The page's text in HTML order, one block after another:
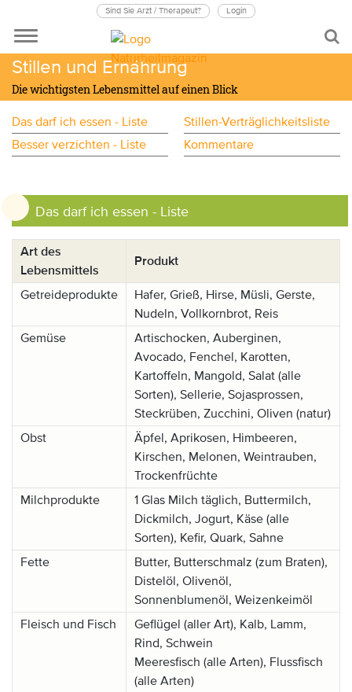
Sind Sie Arzt / Therapeut? Login
Stillen und Ernährung
Die wichtigsten Lebensmittel auf einen Blick
Das darf ich essen - Liste
Stillen-Verträglichkeitsliste
Besser verzichten - Liste
Kommentare
Anzeige:Das darf ich essen - Liste
Art des
Lebensmittels
Produkt
Getreideprodukte
Hafer, Grieß, Hirse, Müsli, Gerste,
Nudeln, Vollkornbrot, Reis
Gemüse
Artischocken, Auberginen,
Avocado, Fenchel, Karotten,
Kartoffeln, Mangold, Salat (alle
Sorten), Sellerie, Sojasprossen,
Steckrüben, Zucchini, Oliven (natur)
Obst
Äpfel, Aprikosen, Himbeeren,
Kirschen, Melonen, Weintrauben,
Trockenfrüchte
Milchprodukte
1 Glas Milch täglich, Buttermilch,
Dickmilch, Jogurt, Käse (alle
Sorten), Kefir, Quark, Sahne
Fette
Butter, Butterschmalz (zum Braten),
Distelöl, Olivenöl,
Sonnenblumenöl, Weizenkeimöl
Fleisch und Fisch
Geflügel (aller Art), Kalb, Lamm,
Rind, Schwein
Meeresfisch (alle Arten), Flussfisch
(alle Arten)